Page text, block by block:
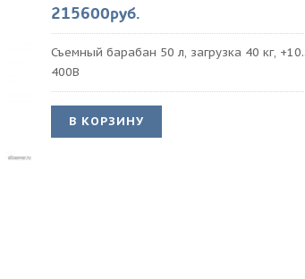
215600руб.
Съемный барабан 50 л, загрузка 40 кг,
400В
В КОРЗИНУ